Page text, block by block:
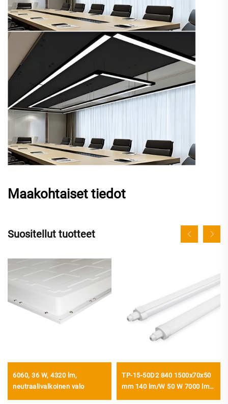
Maakohtaiset tiedot
Suositellut tuotteet
6060, 36 W, 4320 lm,
neutraalivalkoinen valo
TP-15-50D2 840 1500x70x50
mm 140 lm/W 50 W 7000 lm